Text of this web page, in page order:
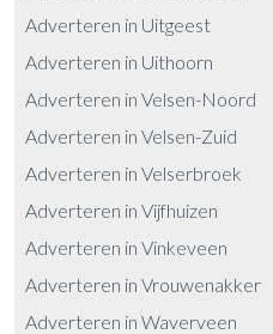
Adverteren in Uitgeest
Adverteren in Uithoorn
Adverteren in Velsen-Noord
Adverteren in Velsen-Zuid
Adverteren in Velserbroek
Adverteren in Vijfhuizen
Adverteren in Vinkeveen
Adverteren in Vrouwenakker
Adverteren in Waverveen